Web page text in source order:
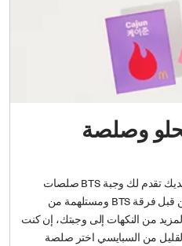
وصلصة
لتستمتع بقطع الناجتس المفضّلة لديك تقدم لك وجبة BTS صلصات
لذيذة لمدّة محدودة تم اختيارها من قبل فرقة BTS ومستلهمة من
من النكهات إلى وجبتك، إن كنت
من السبايسي اختر صلصة